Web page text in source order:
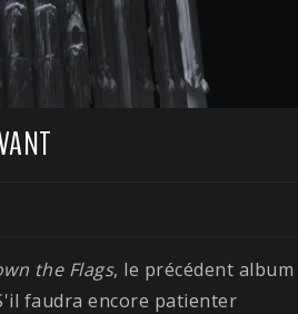
the Flags, le précédent album
faudra encore patienter